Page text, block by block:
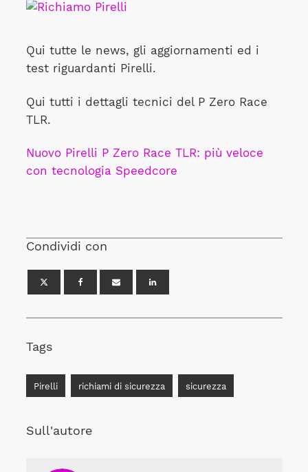
Qui tutte le news, gli aggiornamenti ed i
test riguardanti Pirelli.
Qui tutti i dettagli tecnici del P Zero Race
TLR.
Nuovo Pirelli P Zero Race TLR: più veloce
con tecnologia Speedcore
Condividi con
Tags
Pirelli richiami di sicurezza sicurezza
Sull'autore